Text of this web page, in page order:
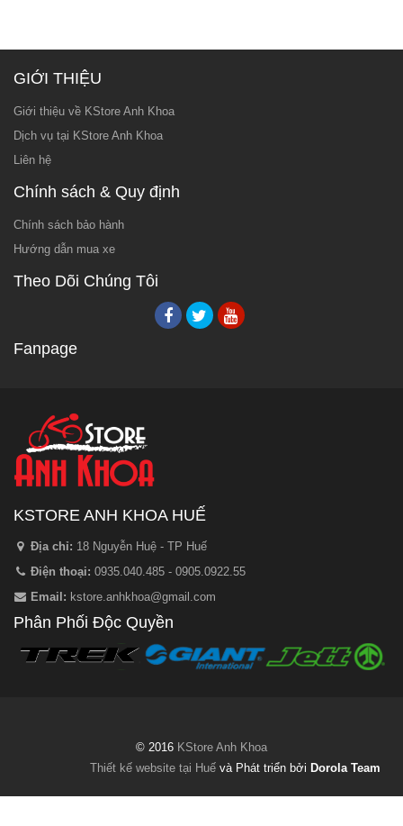
GIỚI THIỆU
Giới thiệu về KStore Anh Khoa
Dịch vụ tại KStore Anh Khoa
Liên hệ
Chính sách & Quy định
Chính sách bảo hành
Hướng dẫn mua xe
Theo Dõi Chúng Tôi
Fanpage
KSTORE ANH KHOA HUẾ
Địa chỉ: 18 Nguyễn Huệ - TP Huế
Điện thoại: 0935.040.485 - 0905.0922.55
Email: kstore.anhkhoa@gmail.com
Phân Phối Độc Quyền
© 2016 KStore Anh Khoa
Thiết kế website tại Huế và Phát triển bởi Dorola Team